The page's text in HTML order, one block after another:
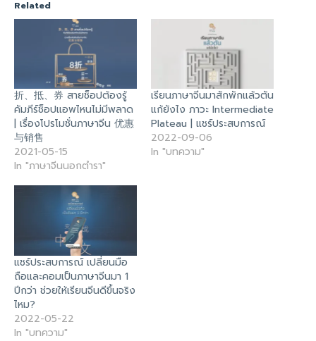
Related
折、抵、券 สายช็อปต้องรู้
คัมภีร์ช็อปแอพไหนไม่มีพลาด
| เรื่องโปรโมชั่นภาษาจีน 优惠
与销售
2021-05-15
In "ภาษาจีนนอกตำรา"
เรียนภาษาจีนมาสักพักแล้วตัน
แก้ยังไง ภาวะ Intermediate
Plateau | แชร์ประสบการณ์
2022-09-06
In "บทความ"
แชร์ประสบการณ์ เปลี่ยนมือ
ถือและคอมเป็นภาษาจีนมา 1
ปีกว่า ช่วยให้เรียนจีนดีขึ้นจริง
ไหม?
2022-05-22
In "บทความ"